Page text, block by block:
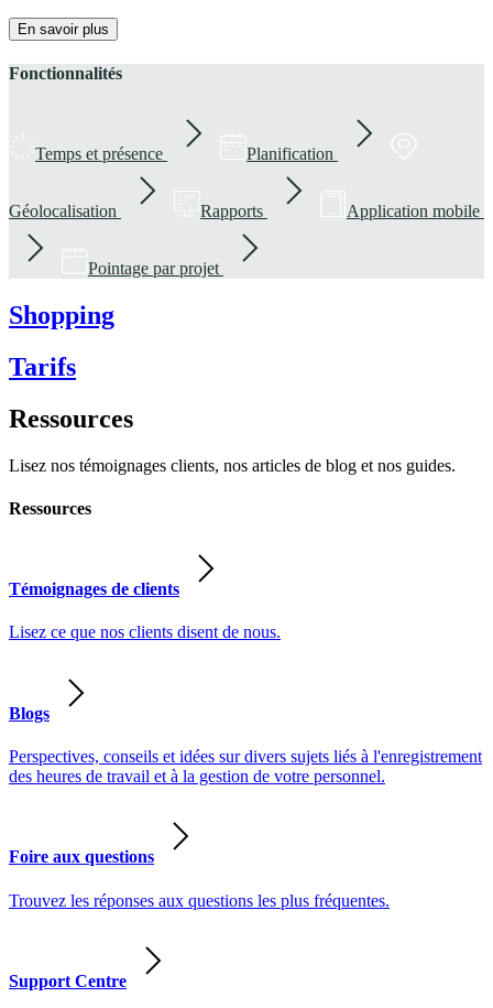
En savoir plus
Fonctionnalités
Temps et présence Planification
Géolocalisation Rapports Application mobile
Pointage par projet
Shopping
Tarifs
Ressources
Lisez nos témoignages clients, nos articles de blog et nos guides.
Ressources
Témoignages de clients
Lisez ce que nos clients disent de nous.
Blogs
Perspectives, conseils et idées sur divers sujets liés à l'enregistrement
des heures de travail et à la gestion de votre personnel.
Foire aux questions
Trouvez les réponses aux questions les plus fréquentes.
Support Centre